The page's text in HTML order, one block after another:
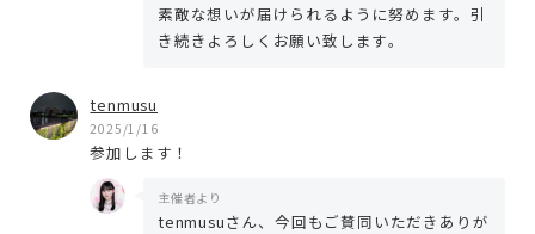
素敵な想いが届けられるように努めます。引
き続きよろしくお願い致します。
tenmusu
2025/1/16
参加します！
主催者より
tenmusuさん、今回もご賛同いただきありが